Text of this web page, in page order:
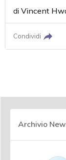
diVincent
Condividi
Archivio